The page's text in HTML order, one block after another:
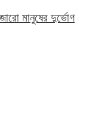
মানুষের দুর্ভোগ